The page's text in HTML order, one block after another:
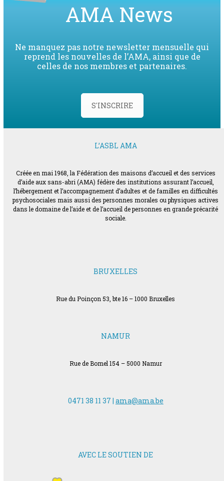
AMA News
Ne manquez pas notre newsletter mensuelle qui
reprend les nouvelles de l’AMA, ainsi que de
celles de nos membres et partenaires.
S'INSCRIRE
L’ASBL AMA
Créée en mai 1968, la Fédération des maisons d’accueil et des services
d’aide aux sans-abri (AMA) fédère des institutions assurant l’accueil,
l’hébergement et l’accompagnement d’adultes et de familles en difficultés
psychosociales mais aussi des personnes morales ou physiques actives
dans le domaine de l’aide et de l’accueil de personnes en grande précarité
sociale.
BRUXELLES
Rue du Poinçon 53, bte 16 – 1000 Bruxelles
NAMUR
Rue de Bomel 154 – 5000 Namur
0471 38 11 37 | ama@ama.be
AVEC LE SOUTIEN DE